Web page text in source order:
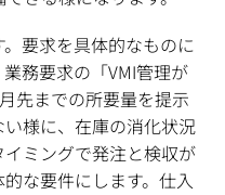
要求を具体的なものに
務要求の「VMI管理が
先までの所要量を提示
様に、在庫の消化状況
ミングで発注と検収が
な要件にします。仕入